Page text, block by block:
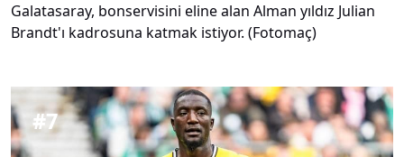
Galatasaray, bonservisini eline alan Alman yıldız Julian
Brandt'ı kadrosuna katmak istiyor. (Fotomaç)
#7